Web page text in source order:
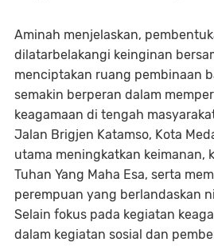
Aminah menjelaskan,
dilatarbelakangi keinginan
menciptakan ruang pembinaan
semakin berperan dalam
keagamaan di tengah
Jalan Brigjen Katamso, Kota
utama meningkatkan keimanan,
Tuhan Yang Maha Esa, serta
perempuan yang berlandaskan
Selain fokus pada kegiatan
dalam kegiatan sosial dan